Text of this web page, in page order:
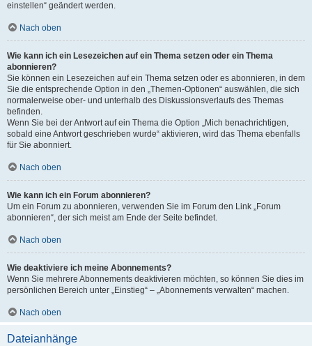
einstellen“ geändert werden.
Nach oben
Wie kann ich ein Lesezeichen auf ein Thema setzen oder ein Thema
abonnieren?
Sie können ein Lesezeichen auf ein Thema setzen oder es abonnieren, in dem
Sie die entsprechende Option in den „Themen-Optionen“ auswählen, die sich
normalerweise ober- und unterhalb des Diskussionsverlaufs des Themas
befinden.
Wenn Sie bei der Antwort auf ein Thema die Option „Mich benachrichtigen,
sobald eine Antwort geschrieben wurde“ aktivieren, wird das Thema ebenfalls
für Sie abonniert.
Nach oben
Wie kann ich ein Forum abonnieren?
Um ein Forum zu abonnieren, verwenden Sie im Forum den Link „Forum
abonnieren“, der sich meist am Ende der Seite befindet.
Nach oben
Wie deaktiviere ich meine Abonnements?
Wenn Sie mehrere Abonnements deaktivieren möchten, so können Sie dies im
persönlichen Bereich unter „Einstieg“ – „Abonnements verwalten“ machen.
Nach oben
Dateianhänge